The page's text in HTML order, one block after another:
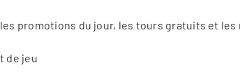
promotions du jour, les tours gratuits et les
de jeu